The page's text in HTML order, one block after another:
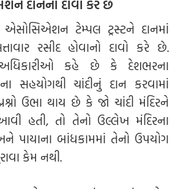
દાનનો દાવો કરે છે
એસોસિએશન ટેમ્પલ ટ્રસ્ટને દાનમાં
રસીદ હોવાનો દાવો કરે છે.
કહે છે કે દેશભરના
સહયોગથી ચાંદીનું દાન કરવામાં
ઉભા થાય છે કે જો ચાંદી મંદિરને
હતી, તો તેનો ઉલ્લેખ મંદિરના
પાયાના બાંધકામમાં તેનો ઉપયોગ
કેમ નથી.